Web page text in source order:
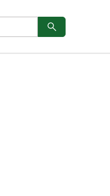
Søk
search